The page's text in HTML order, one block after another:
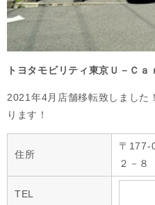
トヨタモビリティ東京Ｕ－Ｃａ
2021年4月店舗移転致しました
ります！
住所
〒177-
２－８
TEL